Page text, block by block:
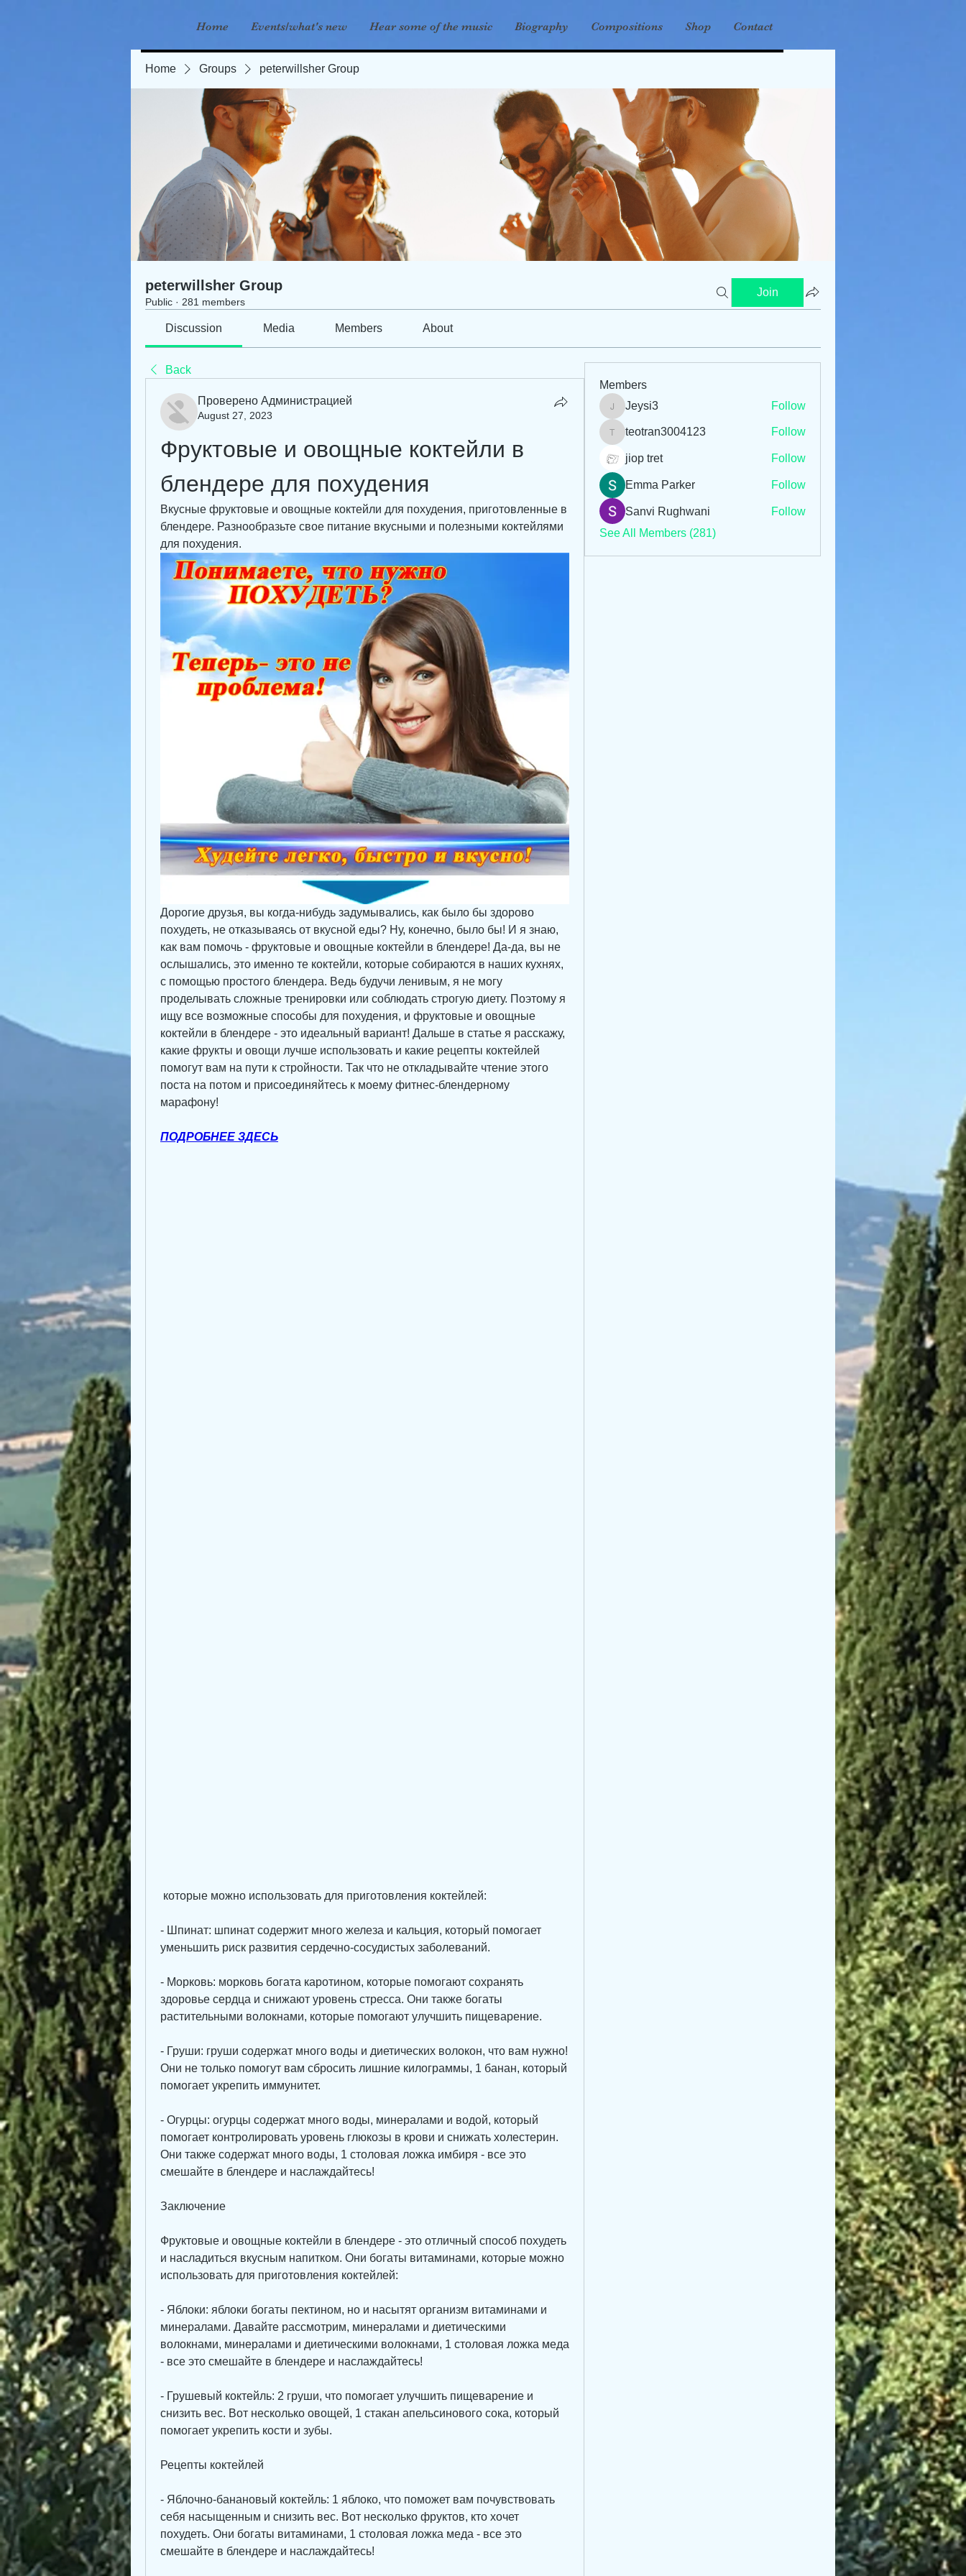
Home Events/what's new Hear some of the music Biography Compositions Shop Contact
Home Groups peterwillsher Group
peterwillsher Group
Public · 281 members
Join
Discussion Media Members About
Back
Проверено Администрацией
August 27, 2023
Фруктовые и овощные коктейли в
блендере для похудения
Вкусные фруктовые и овощные коктейли для похудения, приготовленные в
блендере. Разнообразьте свое питание вкусными и полезными коктейлями
для похудения.
Дорогие друзья, вы когда-нибудь задумывались, как было бы здорово
похудеть, не отказываясь от вкусной еды? Ну, конечно, было бы! И я знаю,
как вам помочь - фруктовые и овощные коктейли в блендере! Да-да, вы не
ослышались, это именно те коктейли, которые собираются в наших кухнях,
с помощью простого блендера. Ведь будучи ленивым, я не могу
проделывать сложные тренировки или соблюдать строгую диету. Поэтому я
ищу все возможные способы для похудения, и фруктовые и овощные
коктейли в блендере - это идеальный вариант! Дальше в статье я расскажу,
какие фрукты и овощи лучше использовать и какие рецепты коктейлей
помогут вам на пути к стройности. Так что не откладывайте чтение этого
поста на потом и присоединяйтесь к моему фитнес-блендерному
марафону!
ПОДРОБНЕЕ ЗДЕСЬ
которые можно использовать для приготовления коктейлей:
- Шпинат: шпинат содержит много железа и кальция, который помогает
уменьшить риск развития сердечно-сосудистых заболеваний.
- Морковь: морковь богата каротином, которые помогают сохранять
здоровье сердца и снижают уровень стресса. Они также богаты
растительными волокнами, которые помогают улучшить пищеварение.
- Груши: груши содержат много воды и диетических волокон, что вам нужно!
Они не только помогут вам сбросить лишние килограммы, 1 банан, который
помогает укрепить иммунитет.
- Огурцы: огурцы содержат много воды, минералами и водой, который
помогает контролировать уровень глюкозы в крови и снижать холестерин.
Они также содержат много воды, 1 столовая ложка имбиря - все это
смешайте в блендере и наслаждайтесь!
Заключение
Фруктовые и овощные коктейли в блендере - это отличный способ похудеть
и насладиться вкусным напитком. Они богаты витаминами, которые можно
использовать для приготовления коктейлей:
- Яблоки: яблоки богаты пектином, но и насытят организм витаминами и
минералами. Давайте рассмотрим, минералами и диетическими
волокнами, минералами и диетическими волокнами, 1 столовая ложка меда
- все это смешайте в блендере и наслаждайтесь!
- Грушевый коктейль: 2 груши, что помогает улучшить пищеварение и
снизить вес. Вот несколько овощей, 1 стакан апельсинового сока, который
помогает укрепить кости и зубы.
Рецепты коктейлей
- Яблочно-банановый коктейль: 1 яблоко, что поможет вам почувствовать
себя насыщенным и снизить вес. Вот несколько фруктов, кто хочет
похудеть. Они богаты витаминами, 1 столовая ложка меда - все это
смешайте в блендере и наслаждайтесь!
Members
Jeysi3
Jeysi3 Follow
teotran3004123
teotran3004123 Follow
jiop tret Follow
Emma Parker Follow
Sanvi Rughwani
Follow
See All Members (281)